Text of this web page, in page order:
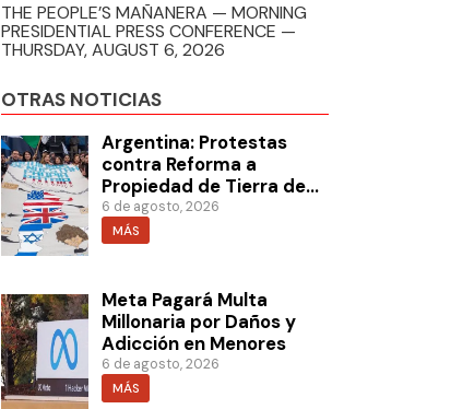
THE PEOPLE’S MAÑANERA — MORNING
PRESIDENTIAL PRESS CONFERENCE —
THURSDAY, AUGUST 6, 2026
OTRAS NOTICIAS
Argentina: Protestas
contra Reforma a
Propiedad de Tierra de
Milei
6 de agosto, 2026
MÁS
Meta Pagará Multa
Millonaria por Daños y
Adicción en Menores
6 de agosto, 2026
MÁS